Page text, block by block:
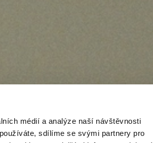
médií a analýze naší návštěvnosti
sdílíme se svými partnery pro